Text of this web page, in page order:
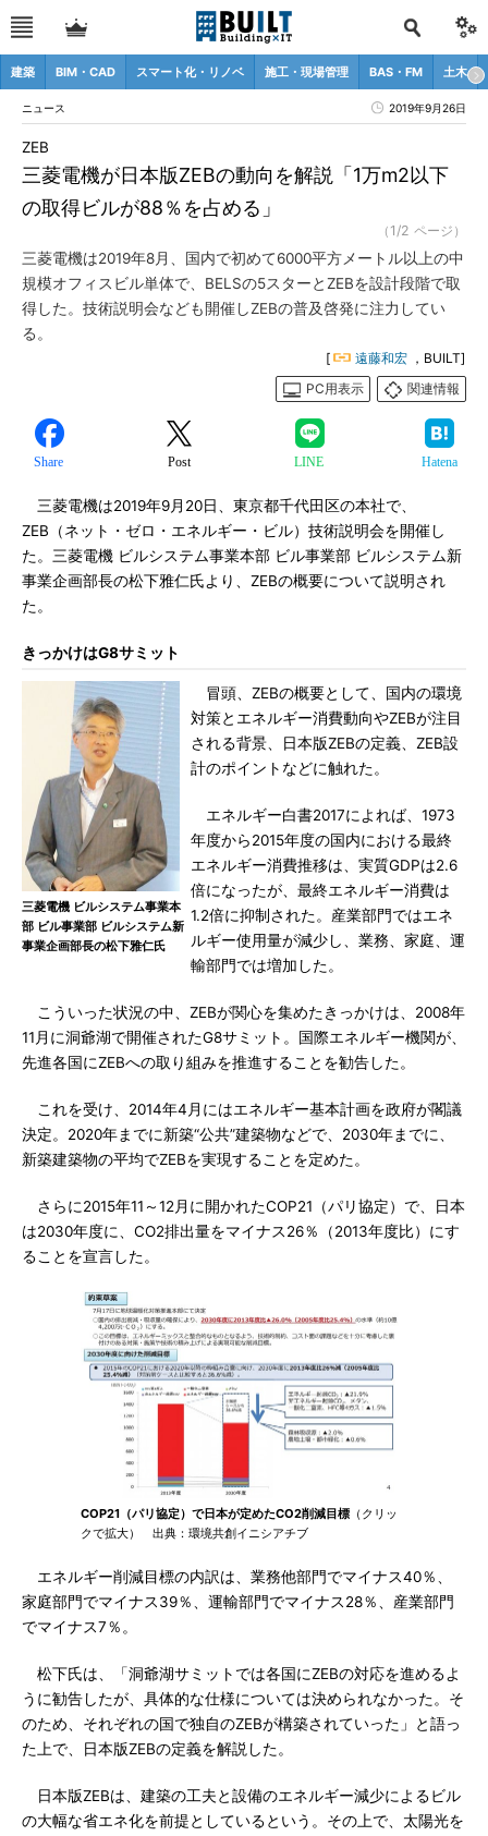
建築 BIM・CAD スマート化・リノベ 施工・現場管理 BAS・FM 土木
ニュース 2019年9月26日
三菱電機が日本版ZEBの動向を解説「1万m2以下
の取得ビルが88％を占める」
ZEB
（1/2 ページ）
三菱電機は2019年8月、国内で初めて6000平方メートル以上の中
規模オフィスビル単体で、BELSの5スターとZEBを設計段階で取
得した。技術説明会なども開催しZEBの普及啓発に注力してい
る。
[ 遠藤和宏 ，BUILT]
PC用表示
関連情報
Share Post LINE Hatena
三菱電機は2019年9月20日、東京都千代田区の本社で、
ZEB（ネット・ゼロ・エネルギー・ビル）技術説明会を開催し
た。三菱電機 ビルシステム事業本部 ビル事業部 ビルシステム新
事業企画部長の松下雅仁氏より、ZEBの概要について説明され
た。
きっかけはG8サミット
三菱電機 ビルシステム事業本
部 ビル事業部 ビルシステム新
事業企画部長の松下雅仁氏
冒頭、ZEBの概要として、国内の環境
対策とエネルギー消費動向やZEBが注目
される背景、日本版ZEBの定義、ZEB設
計のポイントなどに触れた。
エネルギー白書2017によれば、1973
年度から2015年度の国内における最終
エネルギー消費推移は、実質GDPは2.6
倍になったが、最終エネルギー消費は
1.2倍に抑制された。産業部門ではエネ
ルギー使用量が減少し、業務、家庭、運
輸部門では増加した。
こういった状況の中、ZEBが関心を集めたきっかけは、2008年
11月に洞爺湖で開催されたG8サミット。国際エネルギー機関が、
先進各国にZEBへの取り組みを推進することを勧告した。
これを受け、2014年4月にはエネルギー基本計画を政府が閣議
決定。2020年までに新築“公共”建築物などで、2030年までに、
新築建築物の平均でZEBを実現することを定めた。
さらに2015年11～12月に開かれたCOP21（パリ協定）で、日本
は2030年度に、CO2排出量をマイナス26％（2013年度比）にす
ることを宣言した。
COP21（パリ協定）で日本が定めたCO2削減目標 （クリッ
クで拡大） 出典：環境共創イニシアチブ
エネルギー削減目標の内訳は、業務他部門でマイナス40％、
家庭部門でマイナス39％、運輸部門でマイナス28％、産業部門
でマイナス7％。
松下氏は、「洞爺湖サミットでは各国にZEBの対応を進めるよ
うに勧告したが、具体的な仕様については決められなかった。そ
のため、それぞれの国で独自のZEBが構築されていった」と語っ
た上で、日本版ZEBの定義を解説した。
日本版ZEBは、建築の工夫と設備のエネルギー減少によるビル
の大幅な省エネ化を前提としているという。その上で、太陽光を